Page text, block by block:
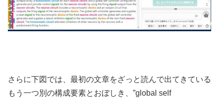
さらに下図では、最初の文章をざっと読んで出てきている
もう一つ別の構成要素とおぼしき、”global self